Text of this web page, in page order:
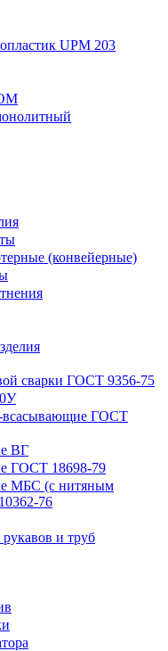
UPM 203
(конвейерные)
сварки ГОСТ 9356-75
всасывающие ГОСТ
ВГ
ГОСТ 18698-79
МБС (с нитяным
76
и труб